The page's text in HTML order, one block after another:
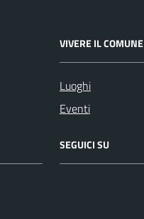
VIVERE IL COMUNE
Luoghi
Eventi
SEGUICI SU